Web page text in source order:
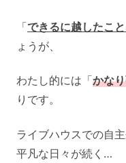
「できるに越したこ
ょうが、
わたし的には「かな
りです。
ライブハウスでの自
平凡な日々が続く…